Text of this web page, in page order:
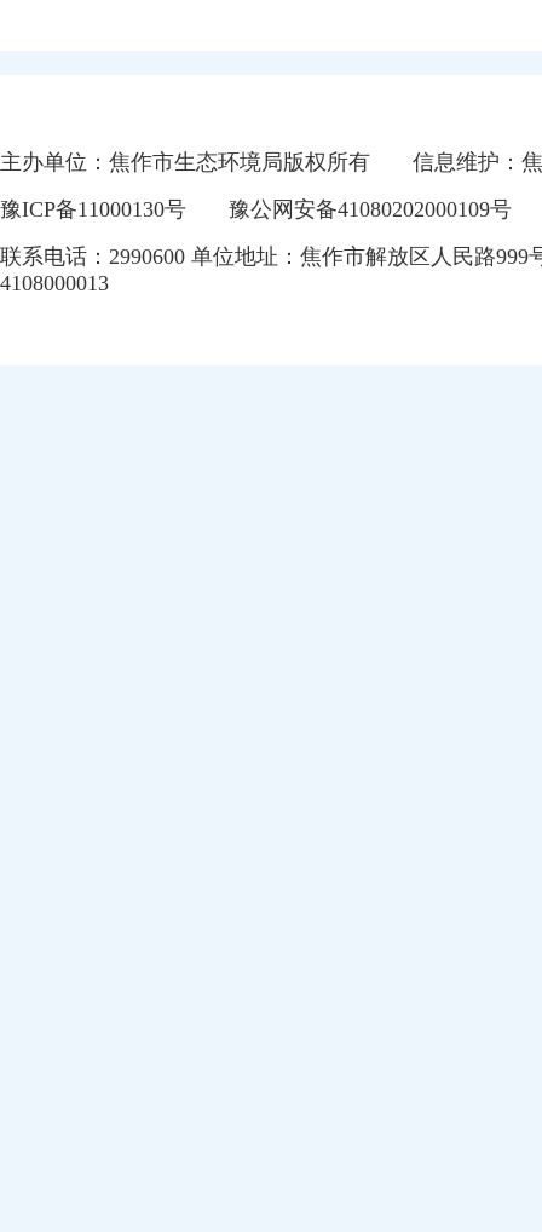
主办单位：焦作市生态环境局版权所有
信息维护：
豫ICP备11000130号
豫公网安备41080202000109号
联系电话：2990600 单位地址：焦作市解放区人民路999
4108000013